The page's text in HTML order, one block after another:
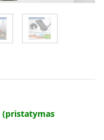
(pristatymas